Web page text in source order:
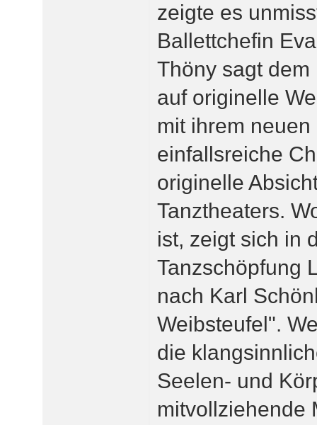
zeigte es
Ballettchefin
Thöny sagt
auf originelle
mit ihrem
einfallsreiche
originelle
Tanztheaters.
ist, zeigt sich in
Tanzschöpfung
nach Karl
Weibsteufel".
die
Seelen- und
mitvollziehende